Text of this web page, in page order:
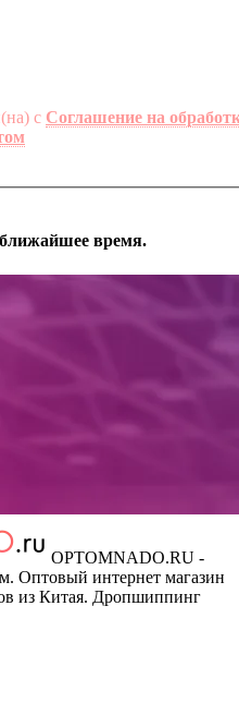
с Соглашение на
время.
OPTOMNADO.RU -
Оптовый интернет магазин
из Китая. Дропшиппинг